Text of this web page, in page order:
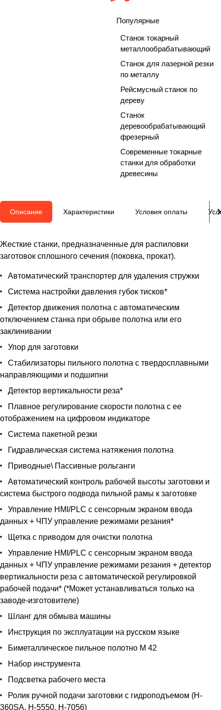
Популярные
Станок токарный
металлообрабатывающий
Станок для лазерной резки
по металлу
Рейсмусный станок по
дереву
Станок
деревообрабатывающий
фрезерный
Современные токарные
станки для обработки
древесины
Описание Характеристики Условия оплаты
Жесткие станки, предназначенные для распиловки
заготовок сплошного сечения (поковка, прокат).
Автоматический транспортер для удаления стружки
Система настройки давления губок тисков*
Детектор движения полотна с автоматическим
отключением станка при обрыве полотна или его
заклинивании
Упор для заготовки
Стабилизаторы пильного полотна с твердосплавными
направляющими и подшипни
Детектор вертикальности реза*
Плавное регулирование скорости полотна с ее
отображением на цифровом индикаторе
Система пакетной резки
Гидравлическая система натяжения полотна
Приводные\ Пассивные рольганги
Автоматический контроль рабочей высоты заготовки и
система быстрого подвода пильной рамы к заготовке
Управление HMI/PLC с сенсорным экраном ввода
данных + ЧПУ управление режимами резания*
Щетка с приводом для очистки полотна
Управление HMI/PLC с сенсорным экраном ввода
данных + ЧПУ управление режимами резания + детектор
вертикальности реза с автоматической регулировкой
рабочей подачи* (*Может устанавливаться только на
заводе-изготовителе)
Шланг для обмыва машины
Инструкция по эксплуатации на русском языке
Биметаллическое пильное полотно М 42
Набор инструмента
Подсветка рабочего места
Ролик ручной подачи заготовки с гидроподъемом (H-
360SA, H-5550, H-7056)